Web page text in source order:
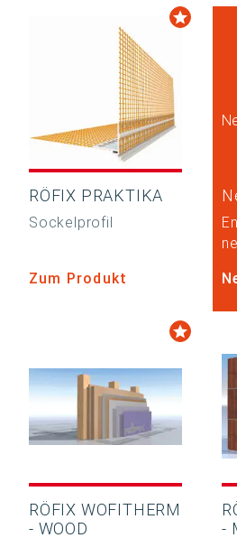
RÖFIX PRAKTIKA
Sockelprofil
Zum Produkt
RÖFIX WOFITHERM
- WOOD
-